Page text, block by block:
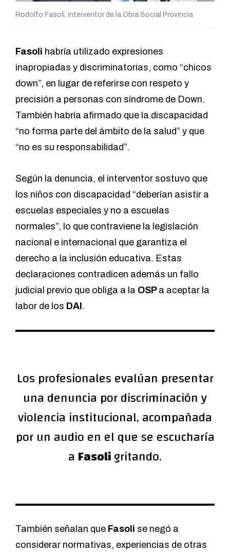
Rodolfo Fasoli, interventor de la Obra Social Provincia
Fasoli habría utilizado expresiones
inapropiadas y discriminatorias, como “chicos
down”, en lugar de referirse con respeto y
precisión a personas con síndrome de Down.
También habría afirmado que la discapacidad
“no forma parte del ámbito de la salud” y que
“no es su responsabilidad”.
Según la denuncia, el interventor sostuvo que
los niños con discapacidad “deberían asistir a
escuelas especiales y no a escuelas
normales”, lo que contraviene la legislación
nacional e internacional que garantiza el
derecho a la inclusión educativa. Estas
declaraciones contradicen además un fallo
judicial previo que obliga a la OSP a aceptar la
labor de los DAI .
Los profesionales evalúan presentar
una denuncia por discriminación y
violencia institucional, acompañada
por un audio en el que se escucharía
a Fasoligritando.
También señalan que Fasoli se negó a
considerar normativas, experiencias de otras